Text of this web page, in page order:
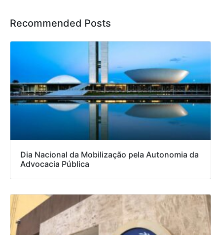
Recommended Posts
Dia Nacional da Mobilização pela Autonomia da
Advocacia Pública